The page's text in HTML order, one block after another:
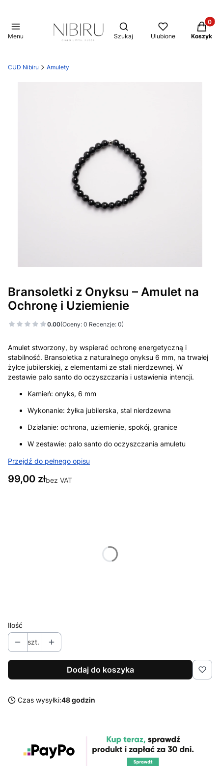
Menu
Otwórz wyszukiwarkę
Szukaj Ulubione Koszyk
CUD Nibiru Amulety
Bransoletki z Onyksu – Amulet na
Ochronę i Uziemienie
0.00(Oceny: 0 Recenzje: 0)
Amulet stworzony, by wspierać ochronę energetyczną i
stabilność. Bransoletka z naturalnego onyksu 6 mm, na trwałej
żyłce jubilerskiej, z elementami ze stali nierdzewnej. W
zestawie palo santo do oczyszczania i ustawienia intencji.
Kamień: onyks, 6 mm
Wykonanie: żyłka jubilerska, stal nierdzewna
Działanie: ochrona, uziemienie, spokój, granice
W zestawie: palo santo do oczyszczania amuletu
Przejdź do pełnego opisu
Cena
99,00 złbez VAT
Ilość
szt.
Dodaj do koszyka
Czas wysyłki:48 godzin